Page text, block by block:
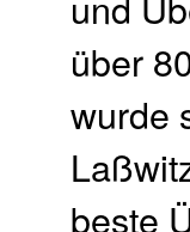
über
wurde
beste